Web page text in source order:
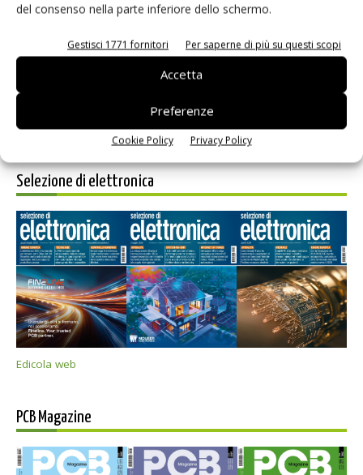
del consenso nella parte inferiore dello schermo.
Gestisci 1771 fornitori Per saperne di più su questi scopi
Accetta
Preferenze
Cookie Policy Privacy Policy
Salva il mio nome, email e sito web in questo browser per i
Selezione di elettronica
Edicola web
PCB Magazine